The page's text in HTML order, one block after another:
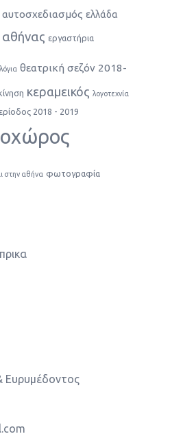
αυτοσχεδιασμός ελλάδα
αθήνας εργαστήρια
θεατρική σεζόν 2018-
κεραμεικός λογοτεχνία
2018 - 2019
στην αθήνα φωτογραφία
Ευρυμέδοντος